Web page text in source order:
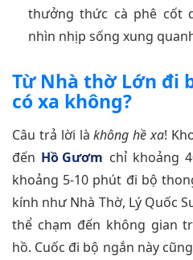
thưởng thức cà phê cốt
nhìn nhịp sống xung
Từ Nhà thờ Lớn đi
có xa không?
Câu trả lời làkhông hề xa!
đến Hồ Gươm chỉ khoảng
khoảng 5-10 phút đi bộ
kính như Nhà Thờ, Lý Quốc
thể chạm đến không gian
hồ. Cuốc đi bộ ngắn này